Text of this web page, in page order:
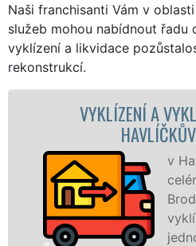
Naši franchisanti Vám v
služeb mohou nabídnout řadu
vyklízení a likvidace
rekonstrukcí.
A VYKLÍZECÍ PRÁCE
v Havlíčkově Brodě a
celém okrese Havlíčkův
Brod zajišťujeme služby
vyklízení, a to jak pro
jednotlivce, tak pro